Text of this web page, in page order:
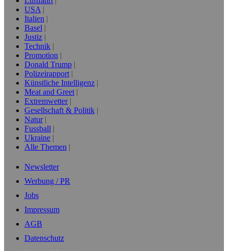
USA
Italien
Basel
Justiz
Technik
Promotion
Donald Trump
Polizeirapport
Künstliche Intelligenz
Meat and Greet
Extremwetter
Gesellschaft & Politik
Natur
Fussball
Ukraine
Alle Themen
Newsletter
Werbung / PR
Jobs
Impressum
AGB
Datenschutz